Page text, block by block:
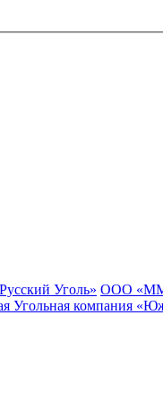
Уголь» ООО
Угольная компания